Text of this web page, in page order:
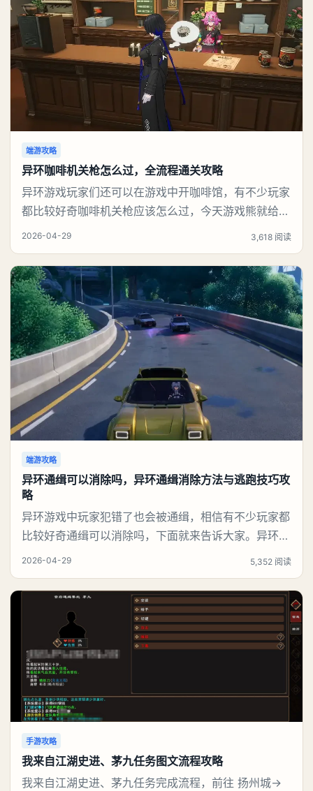
莉，利用其二技能高机动位移，快速翻越建筑外墙、直
端游攻略
异环咖啡机关枪怎么过，全流程通关攻略
异环游戏玩家们还可以在游戏中开咖啡馆，有不少玩家
都比较好奇咖啡机关枪应该怎么过，今天游戏熊就给大
家带来咖啡机关枪攻略。异环咖啡机关枪怎么过一、解
「一咖舍」咖啡店）解锁店长特供玩法二、核心阵容
（必须这套）白藏（3级都市技能，必备）：保证连击
不断、不翻车娜娜莉（3级）：锤子砸人115%收益薄荷
（
2026-04-29 3,618 阅读
端游攻略
异环通缉可以消除吗，异环通缉消除方法与逃跑技巧攻
略
异环游戏中玩家犯错了也会被通缉，相信有不少玩家都
比较好奇通缉可以消除吗，下面就来告诉大家。异环通
缉可以消除吗答：可以1、即时效果通缉状态立刻清
3星打赢后，会直接退出专属战场，回到城市正常探
索。2、奖励（打赢3星“通行正义”最丰厚）大量信用
点、经验：快速升级、买装备。S级/稀有武器、改装配
件：
2026-04-29 5,352 阅读
手游攻略
我来自江湖史进、茅九任务图文流程攻略
我来自江湖史进、茅九任务完成流程，前往 扬州城→